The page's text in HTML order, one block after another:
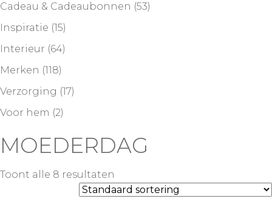
Cadeau & Cadeaubonnen (53)
Inspiratie (15)
Interieur (64)
Merken (118)
Verzorging (17)
Voor hem (2)
MOEDERDAG
Toont alle 8 resultaten